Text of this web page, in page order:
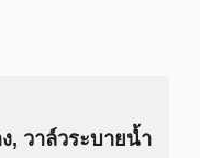
, วาล์วระบายน้ำ